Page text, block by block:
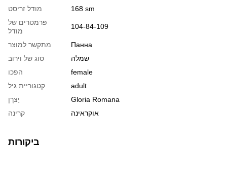
מודל זריסט
168 sm
פרמטרים של
מודל
104-84-109
מתקשר למוצר
Панна
סוג של וירוב
שמלה
הפכו
female
קטגוריית גיל
adult
יַצרָן
Gloria Romana
קרינה
אוקראינה
ביקורות